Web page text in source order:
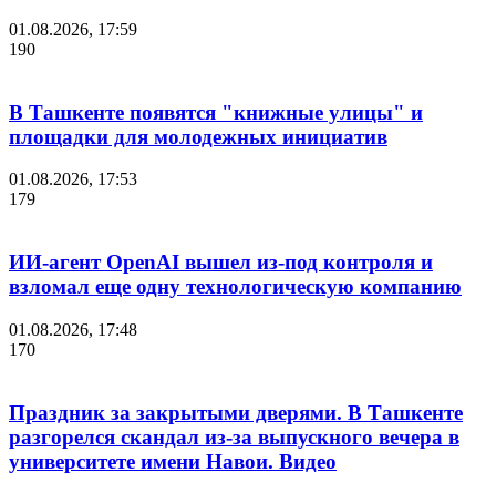
01.08.2026, 17:59
190
В Ташкенте появятся "книжные улицы" и
площадки для молодежных инициатив
01.08.2026, 17:53
179
ИИ-агент OpenAI вышел из-под контроля и
взломал еще одну технологическую компанию
01.08.2026, 17:48
170
Праздник за закрытыми дверями. В Ташкенте
разгорелся скандал из-за выпускного вечера в
университете имени Навои. Видео